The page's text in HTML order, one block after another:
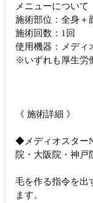
メニューについて
施術部位：全身＋
施術回数：1回
使用機器：メディ
※いずれも厚生労
《 施術詳細 》
◆メディオスター
院・大阪院・神戸
毛を作る指令を出
ます。